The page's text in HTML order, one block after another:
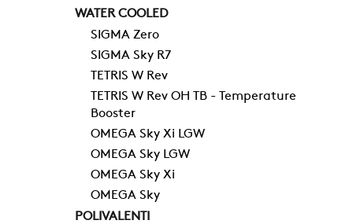
WATER COOLED
SIGMA Zero
SIGMA Sky R7
TETRIS W Rev
TETRIS W Rev OH TB - Temperature
Booster
OMEGA Sky Xi LGW
OMEGA Sky LGW
OMEGA Sky Xi
OMEGA Sky
POLIVALENTI